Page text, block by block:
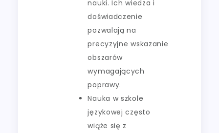
nauki. Ich wiedza i
doświadczenie
pozwalają na
precyzyjne wskazanie
obszarów
wymagających
poprawy.
Nauka w szkole
językowej często
wiąże się z